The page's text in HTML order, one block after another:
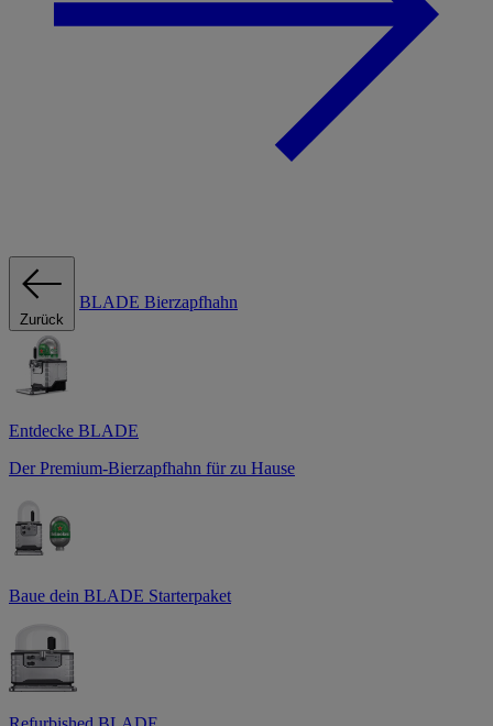
Zurück
BLADE Bierzapfhahn
Entdecke BLADE
Der Premium-Bierzapfhahn für zu Hause
Baue dein BLADE Starterpaket